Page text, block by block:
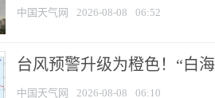
中国天气网 2026-08-08 06:52
台风预警升级为橙色！“白
中国天气网 2026-08-08 06:10